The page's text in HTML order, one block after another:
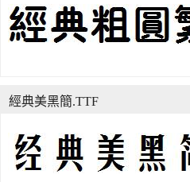
經典美黑簡.TTF